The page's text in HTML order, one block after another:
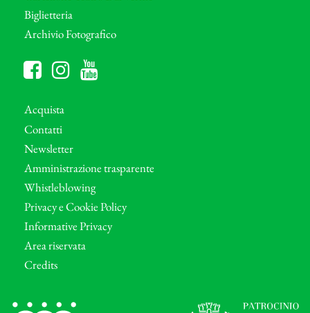
Biglietteria
Archivio Fotografico
Acquista
Contatti
Newsletter
Amministrazione trasparente
Whistleblowing
Privacy e Cookie Policy
Informative Privacy
Area riservata
Credits